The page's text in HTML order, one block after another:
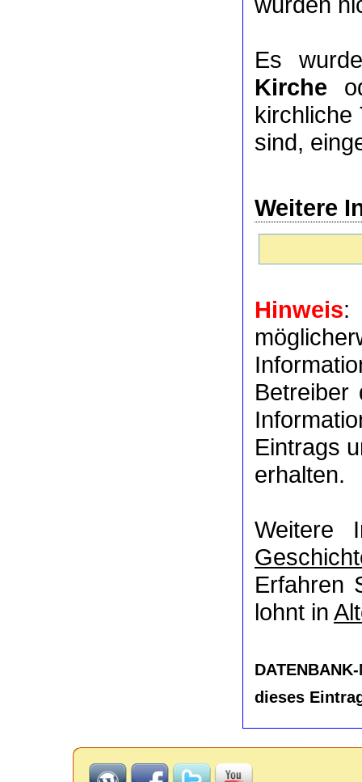
Es
Kirche
kirchliche
sind,
Weitere
Hinweis:
Eintrags
erhalten.
Weitere
Erfahren
lohnt in
dieses